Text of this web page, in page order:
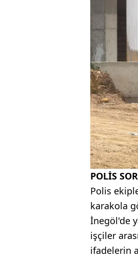
POLİS
Polis
karakola
İnegöl'de
işçiler
ifadelerin